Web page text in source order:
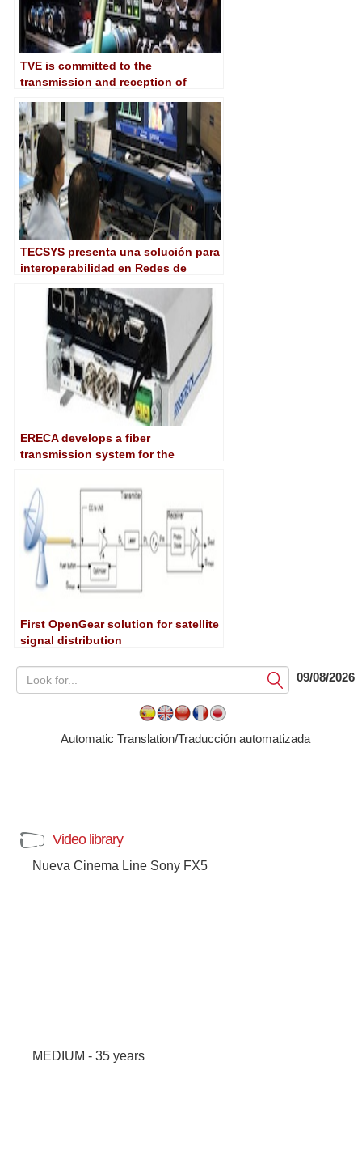
TVE is committed to the
transmission and reception of
optics for its mobile phones in news
TECSYS presenta una solución para
interoperabilidad en Redes de
Broadcast & Cable 2013
ERECA develops a fiber
transmission system for the
First OpenGear solution for satellite
signal distribution
Submit09/08/2026
Automatic Translation/Traducción automatizada
Video library
Nueva Cinema Line Sony FX5
MEDIUM - 35 years